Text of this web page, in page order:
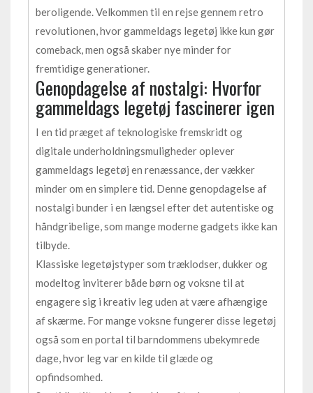
beroligende. Velkommen til en rejse gennem retro
revolutionen, hvor gammeldags legetøj ikke kun gør
comeback, men også skaber nye minder for
fremtidige generationer.
Genopdagelse af nostalgi: Hvorfor
gammeldags legetøj fascinerer igen
I en tid præget af teknologiske fremskridt og
digitale underholdningsmuligheder oplever
gammeldags legetøj en renæssance, der vækker
minder om en simplere tid. Denne genopdagelse af
nostalgi bunder i en længsel efter det autentiske og
håndgribelige, som mange moderne gadgets ikke kan
tilbyde.
Klassiske legetøjstyper som træklodser, dukker og
modeltog inviterer både børn og voksne til at
engagere sig i kreativ leg uden at være afhængige
af skærme. For mange voksne fungerer disse legetøj
også som en portal til barndommens ubekymrede
dage, hvor leg var en kilde til glæde og
opfindsomhed.